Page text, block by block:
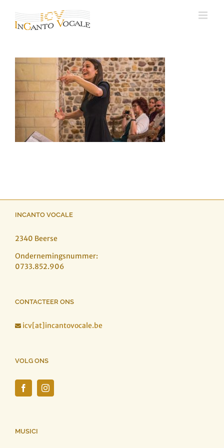
inhoud
INCANTO VOCALE
2340 Beerse
Ondernemingsnummer:
0733.852.906
CONTACTEER ONS
 icv[at]incantovocale.be
VOLG ONS
MUSICI